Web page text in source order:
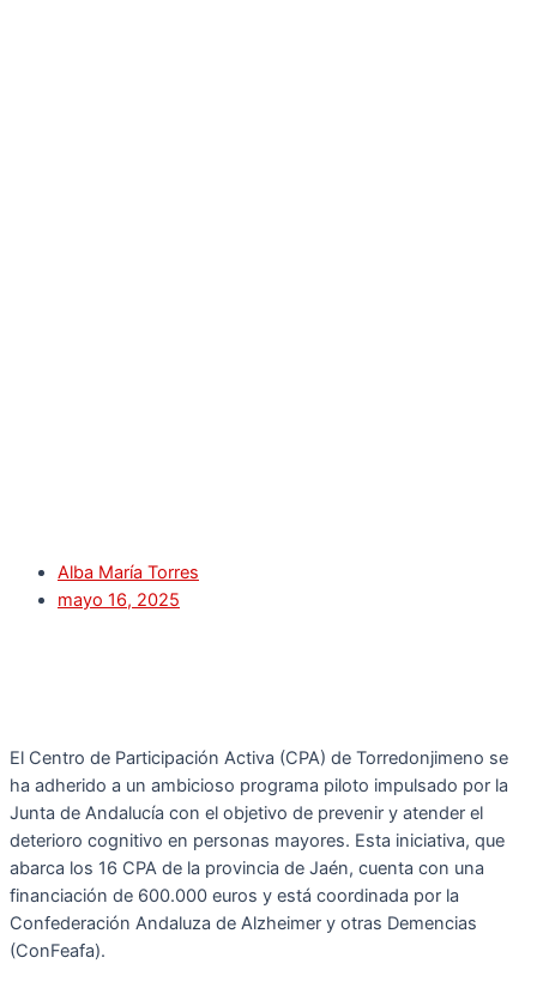
Alba María Torres
mayo 16, 2025
El Centro de Participación Activa (CPA) de Torredonjimeno se
ha adherido a un ambicioso programa piloto impulsado por la
Junta de Andalucía con el objetivo de prevenir y atender el
deterioro cognitivo en personas mayores. Esta iniciativa, que
abarca los 16 CPA de la provincia de Jaén, cuenta con una
financiación de 600.000 euros y está coordinada por la
Confederación Andaluza de Alzheimer y otras Demencias
(ConFeafa).